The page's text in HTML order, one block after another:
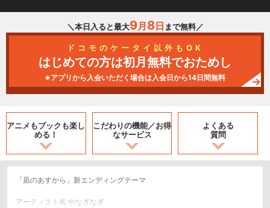
＼本日入ると最大9月 8日 まで無料／
ドコモのケータイ以外もOK
はじめての方は初月無料でおためし
※アプリから入会いただく場合は入会日から14日間無料
アニメもブックも楽し
める！
こだわりの機能／お得
なサービス
よくある
質問
「凪のあすから」新エンディングテーマ
アーティスト名:やなぎなぎ